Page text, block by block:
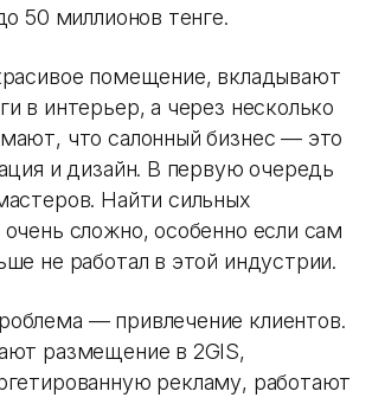
50 миллионов тенге.
помещение, вкладывают
в интерьер, а через несколько
что салонный бизнес — это
и дизайн. В первую очередь
Найти сильных
сложно, особенно если сам
не работал в этой индустрии.
— привлечение клиентов.
размещение в 2GIS,
рекламу, работают